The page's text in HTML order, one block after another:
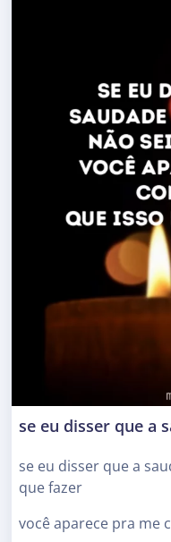
se eu disser que a
se eu disser que a
que fazer
você aparece pra me